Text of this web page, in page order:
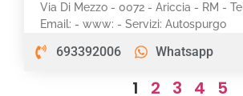
Via Di Mezzo - 0072 - Ariccia - RM -
Email: - www: - Servizi: Autospurgo
693392006 Whatsapp
1 2 3 4 5